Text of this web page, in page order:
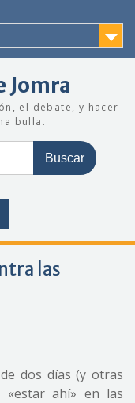
Jomra
el debate, y hacer
bulla.
las
dos días (y otras
ahí» en las